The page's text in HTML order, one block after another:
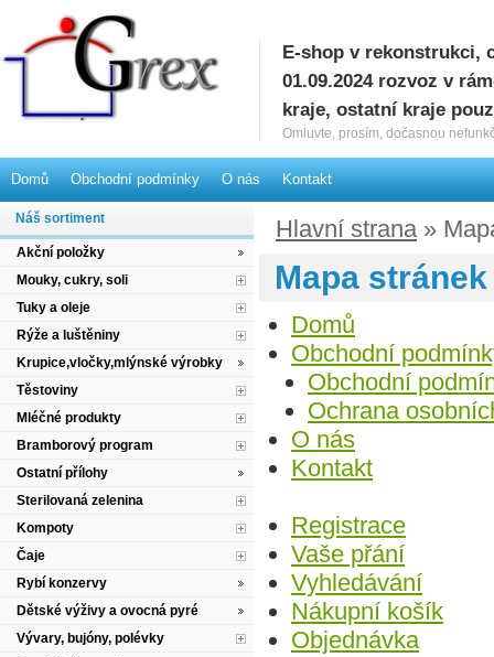
Hlavní strana»
Mapa stránek
Domů
Obchodní
Obchodní
Ochrana
O nás
Kontakt
Registrace
Vaše přání
Vyhledávání
Nákupní košík
Objednávka
Náš sortiment
Akční položky
Mouky, cukry, soli
Tuky a oleje
Rýže a luštěniny
Krupice,vločky,mlýnské výrobky
Těstoviny
Mléčné produkty
Bramborový program
Ostatní přílohy
Sterilovaná zelenina
Kompoty
Čaje
Rybí konzervy
Dětské výživy a ovocná pyré
Vývary, bujóny, polévky
G
E-shop v rekonstrukci,
01.09.2024 rozvoz v
kraje, ostatní kraje
Omluvte, prosím, dočasnou
Domů Obchodní podmínky O nás Kontakt